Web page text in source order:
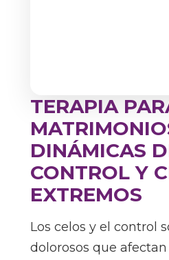
TERAPIA
DINÁMICAS
CONTROL Y
EXTREMOS
Los celos y el control
dolorosos que